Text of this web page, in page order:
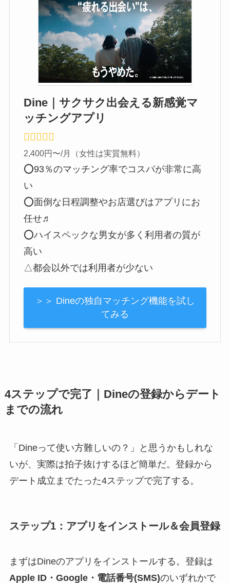
Dine｜サクサク出会える新感覚マ
ッチングアプリ
2,400円〜/月（女性は実質無料）
⭕️93％のマッチング率でコスパが非常に高
い
⭕️面倒な日程調整やお店選びはアプリにお
任せ♬
⭕️ハイスペックな男女が多く利用者の質が
高い
△都会以外では利用者が少ない
＞＞ Dineの独自マッチング機能を試し
てみる
4ステップで完了｜Dineの登録からデート
までの流れ
「Dineって使い方難しいの？」と思うかもしれな
いが、実際は拍子抜けするほど簡単だ。登録から
デート成立までたった4ステップで完了する。
ステップ1：アプリをインストール＆会員登録
まずはDineのアプリをインストールする。登録は
Apple ID・Google・電話番号(SMS)のいずれかで